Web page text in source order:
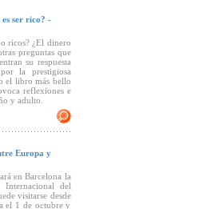
es ser rico? -
ricos? ¿El dinero
preguntas que
su respuesta
la prestigiosa
el libro más bello
reflexiones e
y adulto.
Europa y
en Barcelona la
del
visitarse desde
el 1 de octubre y